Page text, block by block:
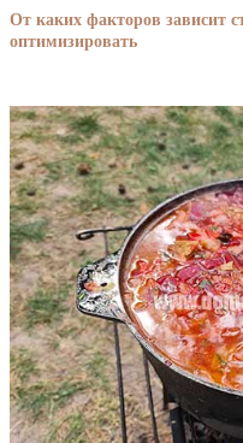
От каких факторов зависит
оптимизировать